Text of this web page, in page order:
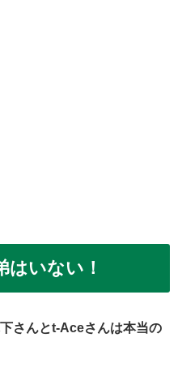
はいない！
さんとt-Aceさんは本当の